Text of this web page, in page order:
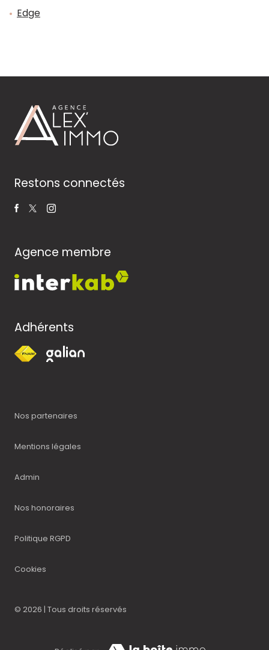
Edge
Restons connectés
Agence membre
Adhérents
Nos partenaires
Mentions légales
Admin
Nos honoraires
Politique RGPD
Cookies
© 2026 | Tous droits réservés